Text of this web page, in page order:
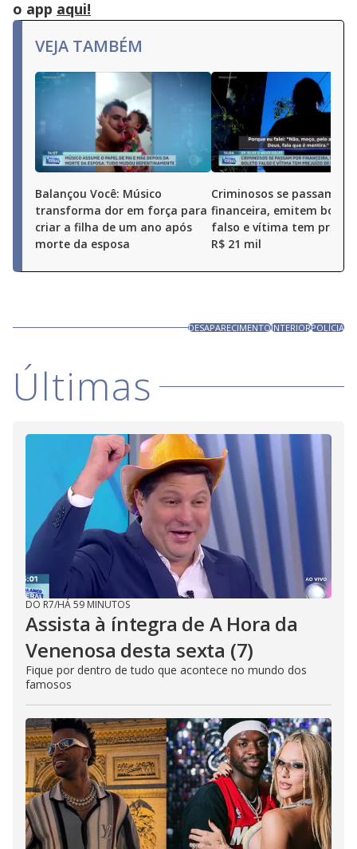
o app aqui!
VEJA TAMBÉM
Balançou Você: Músico
transforma dor em força para
criar a filha de um ano após
morte da esposa
Criminosos se passam por
financeira, emitem boleto
falso e vítima tem
R$ 21 mil
DESAPARECIMENTOINTERIORPOLÍCIA
Últimas
DO R7/HÁ 59 MINUTOS
Assista à íntegra de A Hora da
Venenosa desta sexta (7)
Fique por dentro de tudo que acontece no mundo dos
famosos